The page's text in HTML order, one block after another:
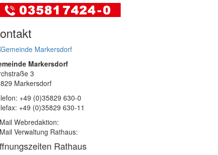
Markersdorf
3
Markersdorf
+49 (0)35829 630-0
+49 (0)35829 630-11
Webredaktion:
Verwaltung Rathaus:
Rathaus